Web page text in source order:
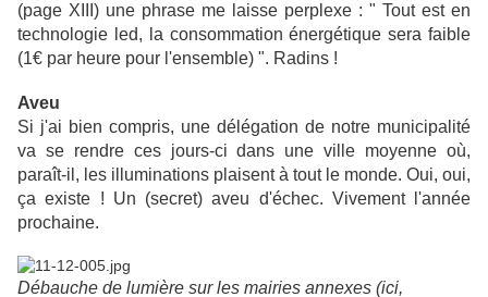
(page XIII) une phrase me laisse perplexe : " Tout est en
technologie led, la consommation énergétique sera faible
(1€ par heure pour l'ensemble) ". Radins !
Aveu
Si j'ai bien compris, une délégation de notre municipalité
va se rendre ces jours-ci dans une ville moyenne où,
paraît-il, les illuminations plaisent à tout le monde. Oui, oui,
ça existe ! Un (secret) aveu d'échec. Vivement l'année
prochaine.
Débauche de lumière sur les mairies annexes (ici,